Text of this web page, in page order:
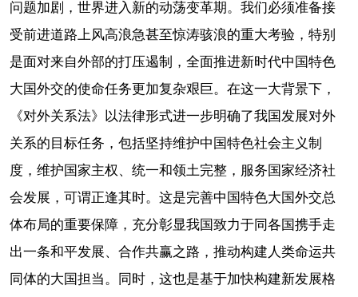
问题加剧，世界进入新的动荡变革期。我们必须准备接
受前进道路上风高浪急甚至惊涛骇浪的重大考验，特别
是面对来自外部的打压遏制，全面推进新时代中国特色
大国外交的使命任务更加复杂艰巨。在这一大背景下，
《对外关系法》以法律形式进一步明确了我国发展对外
关系的目标任务，包括坚持维护中国特色社会主义制
度，维护国家主权、统一和领土完整，服务国家经济社
会发展，可谓正逢其时。这是完善中国特色大国外交总
体布局的重要保障，充分彰显我国致力于同各国携手走
出一条和平发展、合作共赢之路，推动构建人类命运共
同体的大国担当。同时，这也是基于加快构建新发展格